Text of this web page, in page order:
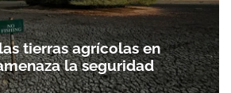
tierras agrícolas en
la seguridad